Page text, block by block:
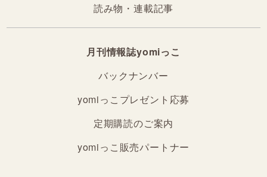
読み物・連載記事
月刊情報誌yomiっこ
バックナンバー
yomiっこプレゼント応募
定期購読のご案内
yomiっこ販売パートナー